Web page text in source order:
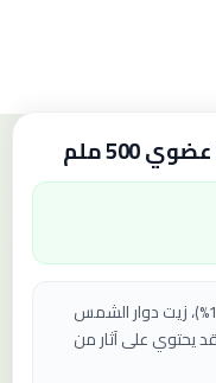
500 ملم
مياه نبع، شوفان عضوي (14%)، زيت دوار الشمس
يحتوي على آثار من